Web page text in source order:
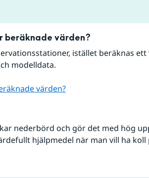
beräknade värden?
istället beräknas
modelldata.
värden?
nederbörd och gör det med hög
hjälpmedel när man vill ha koll